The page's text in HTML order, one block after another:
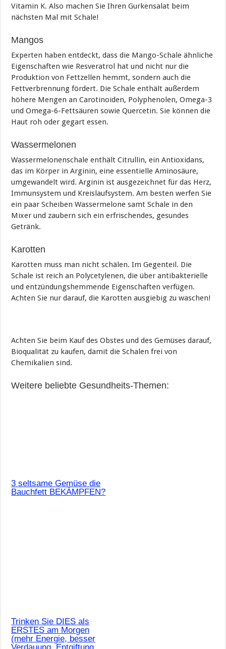
Vitamin K. Also machen Sie Ihren Gurkensalat beim
nächsten Mal mit Schale!
Mangos
Experten haben entdeckt, dass die Mango-Schale ähnliche
Eigenschaften wie Resveratrol hat und nicht nur die
Produktion von Fettzellen hemmt, sondern auch die
Fettverbrennung fördert. Die Schale enthält außerdem
höhere Mengen an Carotinoiden, Polyphenolen, Omega-3
und Omega-6-Fettsäuren sowie Quercetin. Sie können die
Haut roh oder gegart essen.
Wassermelonen
Wassermelonenschale enthält Citrullin, ein Antioxidans,
das im Körper in Arginin, eine essentielle Aminosäure,
umgewandelt wird. Arginin ist ausgezeichnet für das Herz,
Immunsystem und Kreislaufsystem. Am besten werfen Sie
ein paar Scheiben Wassermelone samt Schale in den
Mixer und zaubern sich ein erfrischendes, gesundes
Getränk.
Karotten
Karotten muss man nicht schälen. Im Gegenteil. Die
Schale ist reich an Polycetylenen, die über antibakterielle
und entzündungshemmende Eigenschaften verfügen.
Achten Sie nur darauf, die Karotten ausgiebig zu waschen!
Achten Sie beim Kauf des Obstes und des Gemüses darauf,
Bioqualität zu kaufen, damit die Schalen frei von
Chemikalien sind.
Weitere beliebte Gesundheits-Themen:
3 seltsame Gemüse die
Bauchfett BEKÄMPFEN?
Trinken Sie DIES als
ERSTES am Morgen
(mehr Energie, besser